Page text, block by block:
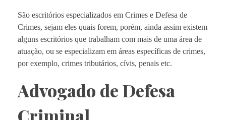
São escritórios especializados em Crimes e Defesa de
Crimes, sejam eles quais forem, porém, ainda assim existem
alguns escritórios que trabalham com mais de uma área de
atuação, ou se especializam em áreas específicas de crimes,
por exemplo, crimes tributários, cívis, penais etc.
Advogado de Defesa
Criminal